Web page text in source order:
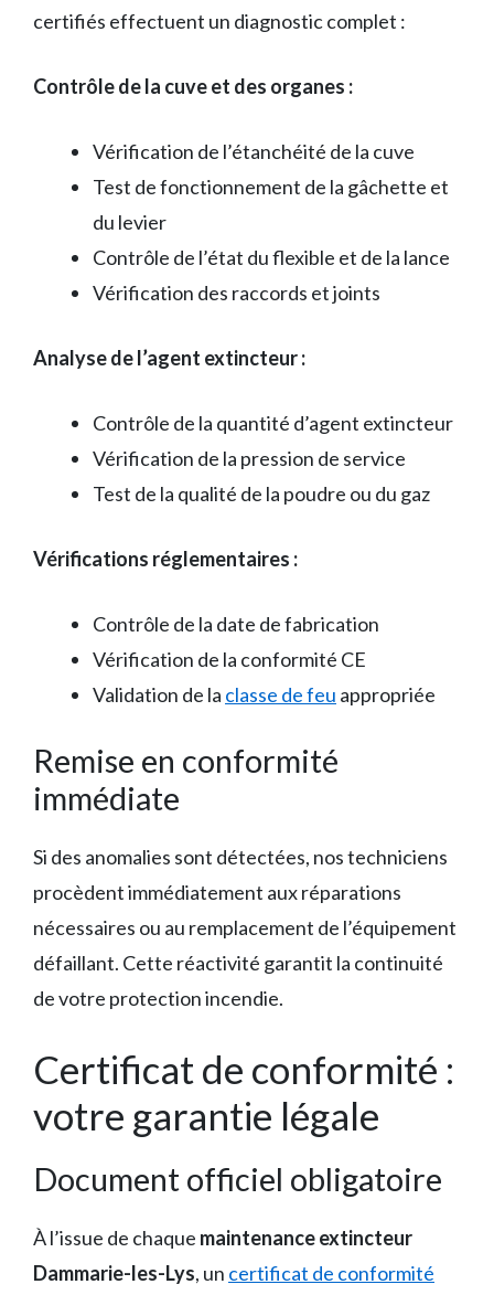
certifiés effectuent un diagnostic complet :
Contrôle de la cuve et des organes :
Vérification de l’étanchéité de la cuve
Test de fonctionnement de la gâchette et
du levier
Contrôle de l’état du flexible et de la lance
Vérification des raccords et joints
Analyse de l’agent extincteur :
Contrôle de la quantité d’agent extincteur
Vérification de la pression de service
Test de la qualité de la poudre ou du gaz
Vérifications réglementaires :
Contrôle de la date de fabrication
Vérification de la conformité CE
Validation de la classe de feu appropriée
Remise en conformité
immédiate
Si des anomalies sont détectées, nos techniciens
procèdent immédiatement aux réparations
nécessaires ou au remplacement de l’équipement
défaillant. Cette réactivité garantit la continuité
de votre protection incendie.
Certificat de conformité :
votre garantie légale
Document officiel obligatoire
À l’issue de chaque maintenance extincteur
Dammarie-les-Lys, un certificat de conformité